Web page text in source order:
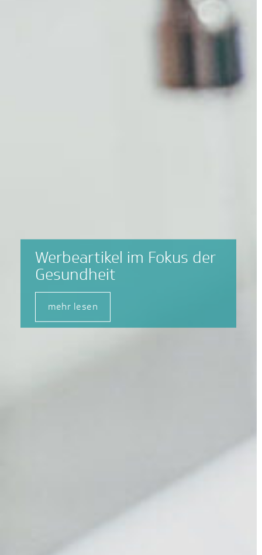
Werbeartikel im Fokus der
Gesundheit
mehr lesen